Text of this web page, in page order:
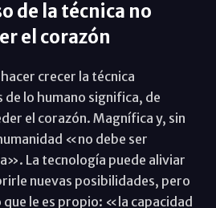
de la técnica no
el corazón
crecer la técnica
lo humano significa, de
el corazón. Magnífica y, sin
«no debe ser
La tecnología puede aliviar
nuevas posibilidades, pero
que le es propio: «la capacidad